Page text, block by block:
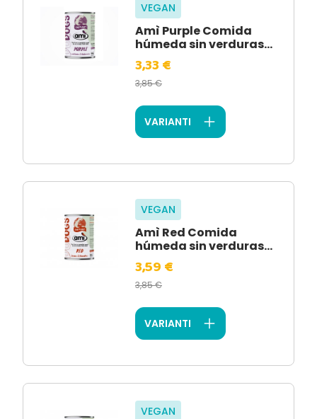
VEGAN
Amì Purple Comida
húmeda sin verduras...
3,33 €
3,85 €
VARIANTI
VEGAN
Amì Red Comida
húmeda sin verduras...
3,59 €
3,85 €
VARIANTI
VEGAN